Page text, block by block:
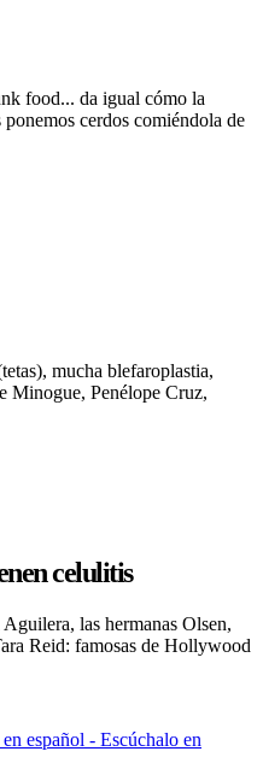
food... da igual cómo la
cerdos comiéndola de
mucha blefaroplastia,
Minogue, Penélope Cruz,
celulitis
las hermanas Olsen,
Reid: famosas de Hollywood